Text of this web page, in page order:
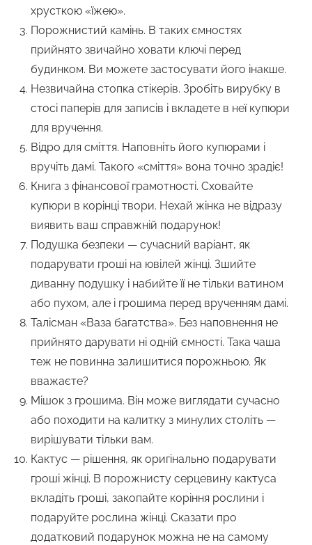
хрусткою «їжею».
Порожнистий камінь. В таких ємностях
прийнято звичайно ховати ключі перед
будинком. Ви можете застосувати його інакше.
Незвичайна стопка стікерів. Зробіть вирубку в
стосі паперів для записів і вкладете в неї купюри
для вручення.
Відро для сміття. Наповніть його купюрами і
вручіть дамі. Такого «сміття» вона точно зрадіє!
Книга з фінансової грамотності. Сховайте
купюри в корінці твори. Нехай жінка не відразу
виявить ваш справжній подарунок!
Подушка безпеки — сучасний варіант, як
подарувати гроші на ювілей жінці. Зшийте
диванну подушку і набийте її не тільки ватином
або пухом, але і грошима перед врученням дамі.
Талісман «Ваза багатства». Без наповнення не
прийнято дарувати ні одній ємності. Така чаша
теж не повинна залишитися порожньою. Як
вважаєте?
Мішок з грошима. Він може виглядати сучасно
або походити на калитку з минулих століть —
вирішувати тільки вам.
Кактус — рішення, як оригінально подарувати
гроші жінці. В порожнисту серцевину кактуса
вкладіть гроші, закопайте коріння рослини і
подаруйте рослина жінці. Сказати про
додатковий подарунок можна не на самому